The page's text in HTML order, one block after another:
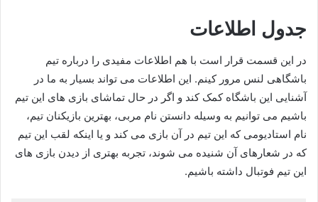
جدول اطلاعات
در این قسمت قرار است با هم اطلاعات مفیدی را درباره تیم
باشگاهی لنس مرور کینم. این اطلاعات می تواند بسیار به ما در
آشنایی این باشگاه کمک کند و اگر در حال تماشای بازی های این تیم
باشیم می توانیم به وسیله دانستن نام مربی، بهترین بازیکنان تیم،
نام استادیومی که این تیم در آن بازی می کند و یا اینکه لقب این تیم
که در شعارهای آن شنیده می شوند، تجربه بهتری از دیدن بازی های
این تیم فوتبال داشته باشیم.